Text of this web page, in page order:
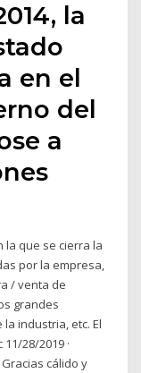
la
en el
del
a
la que se cierra la
por la empresa,
/ venta de
grandes
industria, etc. El
28/2019 ·
cálido y